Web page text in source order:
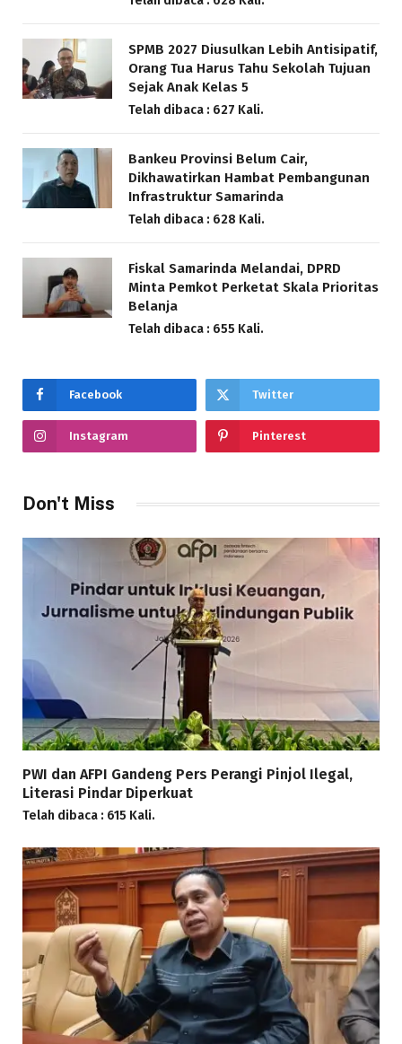
SPMB 2027 Diusulkan Lebih Antisipatif,
Orang Tua Harus Tahu Sekolah Tujuan
Sejak Anak Kelas 5
Telah dibaca : 627 Kali.
Bankeu Provinsi Belum Cair,
Dikhawatirkan Hambat Pembangunan
Infrastruktur Samarinda
Telah dibaca : 628 Kali.
Fiskal Samarinda Melandai, DPRD
Minta Pemkot Perketat Skala Prioritas
Belanja
Telah dibaca : 655 Kali.
Facebook Twitter
Instagram Pinterest
Don't Miss
PWI dan AFPI Gandeng Pers Perangi Pinjol Ilegal,
Literasi Pindar Diperkuat
Telah dibaca : 615 Kali.